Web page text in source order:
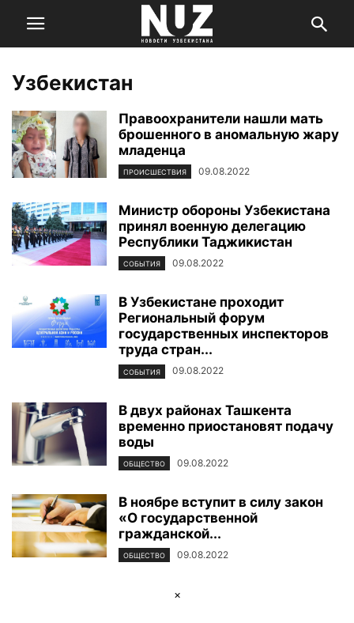
Узбекистан
Правоохранители нашли мать
брошенного в аномальную жару
младенца
ПРОИСШЕСТВИЯ 09.08.2022
Министр обороны Узбекистана
принял военную делегацию
Республики Таджикистан
СОБЫТИЯ 09.08.2022
В Узбекистане проходит
Региональный форум
государственных инспекторов
труда стран...
СОБЫТИЯ 09.08.2022
В двух районах Ташкента
временно приостановят подачу
воды
ОБЩЕСТВО 09.08.2022
В ноябре вступит в силу закон
«О государственной
гражданской...
ОБЩЕСТВО 09.08.2022
×